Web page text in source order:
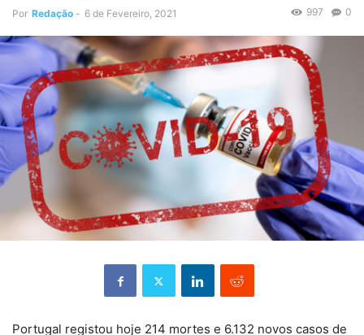
Por Redação - 6 de Fevereiro, 2021 0
997
Portugal registou hoje 214 mortes e 6.132 novos casos de